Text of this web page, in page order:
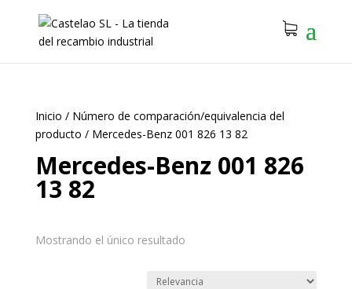
Inicio / Número de comparación/equivalencia del
producto / Mercedes-Benz 001 826 13 82
Mercedes-Benz 001 826
13 82
Mostrando el único resultado